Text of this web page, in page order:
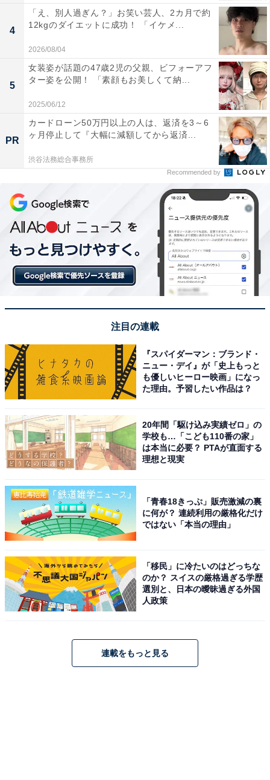
4
「え、別人過ぎん？」お笑い芸人、2カ月で約
12kgのダイエットに成功！ 「イケメ...
2026/08/04
5
女装姿が話題の47歳2児の父親、ビフォーアフ
ター姿を公開！ 「素顔もお美しくて納...
2025/06/12
PR
カードローン50万円以上の人は、返済を3～6
ヶ月停止して『大幅に減額してから返済...
渋谷法務総合事務所
Recommended by
注目の連載
『スパイダーマン：ブランド・
ニュー・デイ』が「史上もっと
も優しいヒーロー映画」になっ
た理由。予習したい作品は？
20年間「駆け込み実績ゼロ」の
学校も…「こども110番の家」
は本当に必要？ PTAが直面する
理想と現実
「青春18きっぷ」販売激減の裏
に何が？ 連続利用の厳格化だけ
ではない「本当の理由」
「移民」に冷たいのはどっちな
のか？ スイスの厳格過ぎる学歴
選別と、日本の曖昧過ぎる外国
人政策
連載をもっと見る